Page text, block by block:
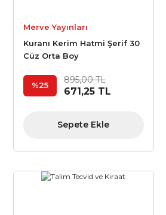
Merve Yayınları
Kuranı Kerim Hatmi Şerif 30
Cüz Orta Boy
%25
895,00 TL
671,25 TL
Sepete Ekle